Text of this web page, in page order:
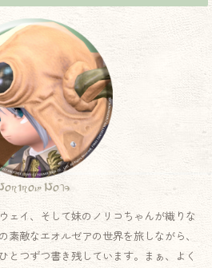
Note
ェイ、そして妹のノリコちゃんが織りな
素敵なエオルゼアの世界を旅しながら、
とつずつ書き残しています。まぁ、よく